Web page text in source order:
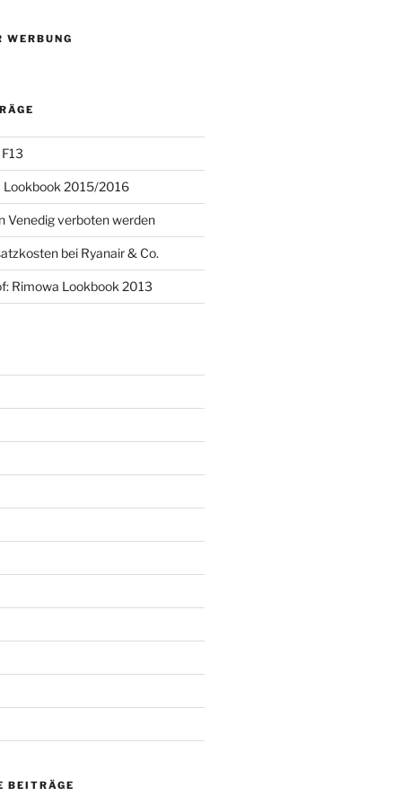
WERBUNG
Lookbook 2015/2016
Venedig verboten werden
bei Ryanair & Co.
Rimowa Lookbook 2013
BEITRÄGE